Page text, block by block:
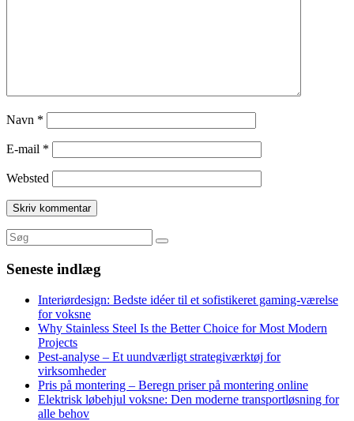
Navn *
E-mail *
Websted
Seneste indlæg
Interiørdesign: Bedste idéer til et sofistikeret gaming-værelse
for voksne
Why Stainless Steel Is the Better Choice for Most Modern
Projects
Pest-analyse – Et uundværligt strategiværktøj for
virksomheder
Pris på montering – Beregn priser på montering online
Elektrisk løbehjul voksne: Den moderne transportløsning for
alle behov